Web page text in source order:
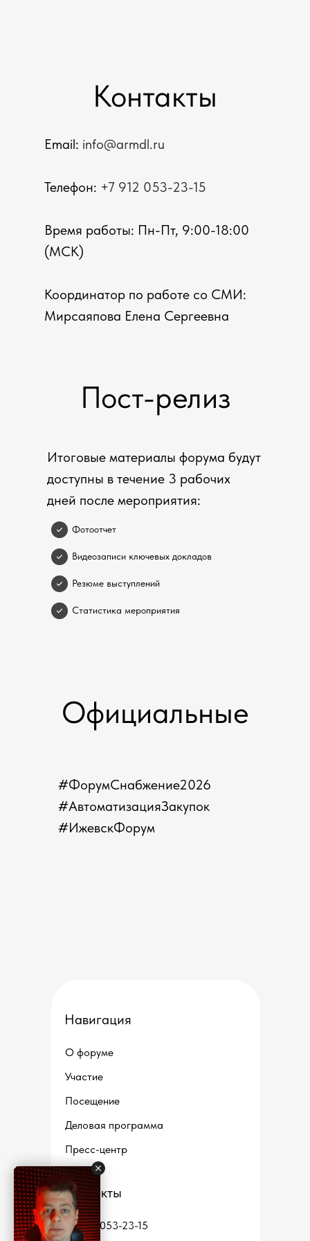
Контакты
Email: info@armdl.ru
Телефон: +7 912 053-23-15
Время работы: Пн-Пт, 9:00-18:00
(МСК)
Координатор по работе со СМИ:
Мирсаяпова Елена Сергеевна
Пост-релиз
Видеозаписи ключевых докладов
Фотоотчет
Резюме выступлений
Статистика мероприятия
Итоговые материалы форума будут
доступны в течение 3 рабочих
дней после мероприятия:
Официальные
#ФорумСнабжение2026
#АвтоматизацияЗакупок
#ИжевскФорум
Навигация
Контакты
О форуме
+7 912 053-23-15
Пресс-центр
Деловая программа
Посещение
Участие